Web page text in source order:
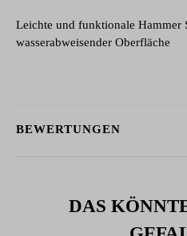
Leichte und funktionale Hammer
wasserabweisender Oberfläche
BEWERTUNGEN
DAS